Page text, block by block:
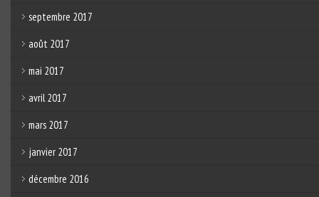
septembre 2017
août 2017
mai 2017
avril 2017
mars 2017
janvier 2017
décembre 2016